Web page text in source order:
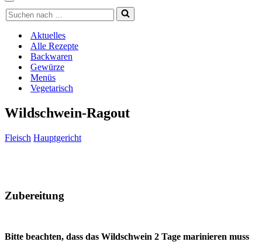
Navigationsmenü
Suchen
nach …
Aktuelles
Alle Rezepte
Backwaren
Gewürze
Menüs
Vegetarisch
Wildschwein-Ragout
Fleisch Hauptgericht
Zubereitung
Bitte beachten, dass das Wildschwein 2 Tage marinieren muss